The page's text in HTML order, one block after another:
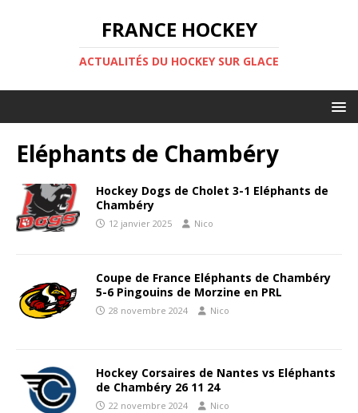
FRANCE HOCKEY
ACTUALITÉS DU HOCKEY SUR GLACE
Eléphants de Chambéry
Hockey Dogs de Cholet 3-1 Eléphants de
Chambéry
12 janvier 2025 Nico
Coupe de France Eléphants de Chambéry
5-6 Pingouins de Morzine en PRL
28 novembre 2024 Nico
Hockey Corsaires de Nantes vs Eléphants
de Chambéry 26 11 24
22 novembre 2024 Nico